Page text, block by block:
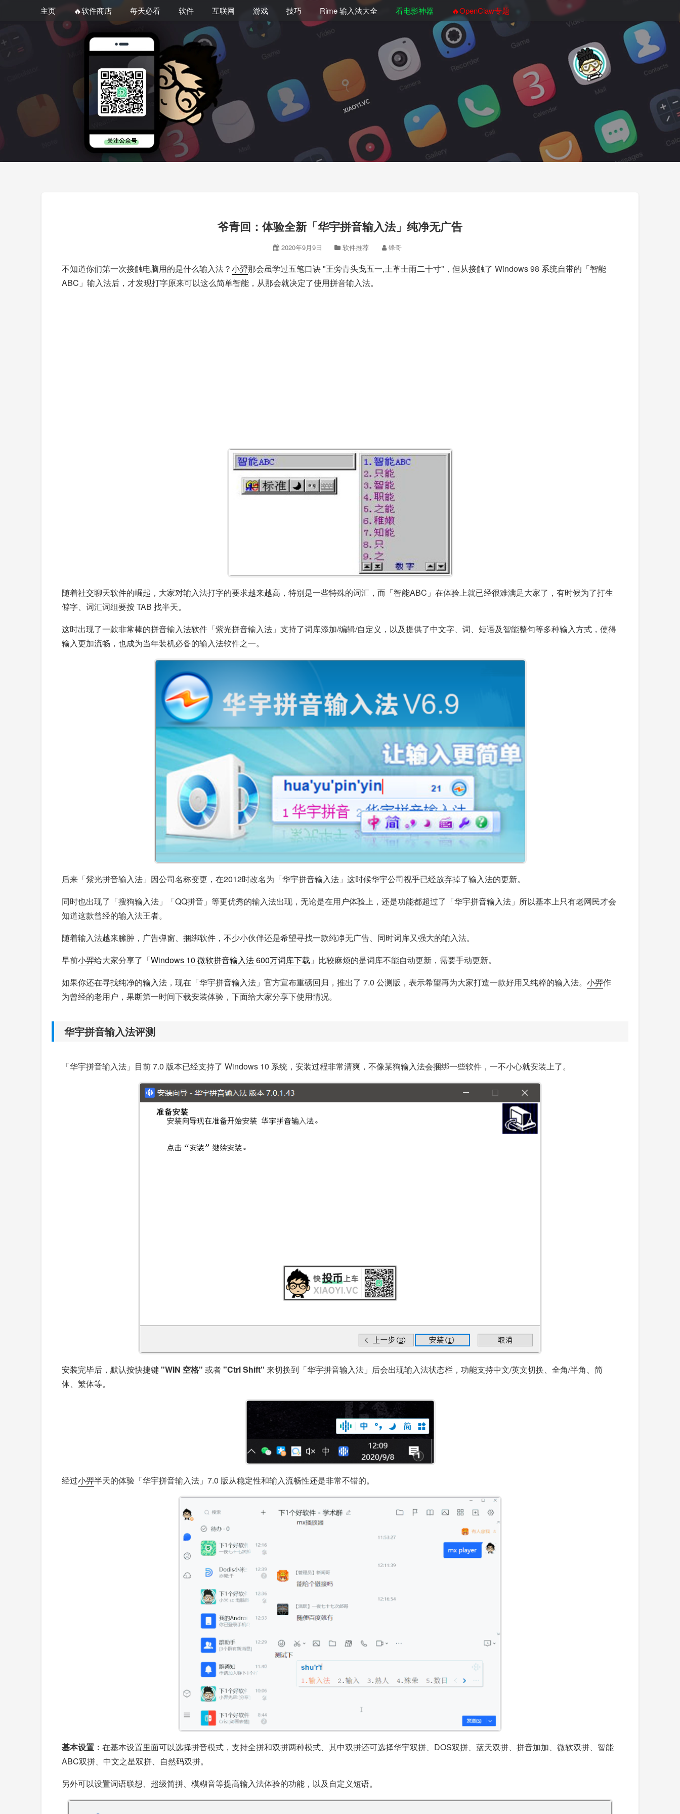
主页 🔥软件商店 每天必看 软件 互联网 游戏 技巧 Rime 输入法大全 看电影神器 🔥OpenClaw专题
爷青回：体验全新「华宇拼音输入法」纯净无广告
2020年9月9日 软件推荐 锋哥
不知道你们第一次接触电脑用的是什么输入法？小羿那会虽学过五笔口诀 "王旁青头戋五一,土革士雨二十寸"，但从接触了 Windows 98 系统自带的「智能
ABC」输入法后，才发现打字原来可以这么简单智能，从那会就决定了使用拼音输入法。
随着社交聊天软件的崛起，大家对输入法打字的要求越来越高，特别是一些特殊的词汇，而「智能ABC」在体验上就已经很难满足大家了，有时候为了打生
僻字、词汇词组要按 TAB 找半天。
这时出现了一款非常棒的拼音输入法软件「紫光拼音输入法」支持了词库添加/编辑/自定义，以及提供了中文字、词、短语及智能整句等多种输入方式，使得
输入更加流畅，也成为当年装机必备的输入法软件之一。
后来「紫光拼音输入法」因公司名称变更，在2012时改名为「华宇拼音输入法」这时候华宇公司视乎已经放弃掉了输入法的更新。
同时也出现了「搜狗输入法」「QQ拼音」等更优秀的输入法出现，无论是在用户体验上，还是功能都超过了「华宇拼音输入法」所以基本上只有老网民才会
知道这款曾经的输入法王者。
随着输入法越来臃肿，广告弹窗、捆绑软件，不少小伙伴还是希望寻找一款纯净无广告、同时词库又强大的输入法。
早前小羿给大家分享了「Windows 10 微软拼音输入法 600万词库下载 」比较麻烦的是词库不能自动更新，需要手动更新。
如果你还在寻找纯净的输入法，现在「华宇拼音输入法」官方宣布重磅回归，推出了 7.0 公测版，表示希望再为大家打造一款好用又纯粹的输入法。 小羿作
为曾经的老用户，果断第一时间下载安装体验，下面给大家分享下使用情况。
华宇拼音输入法评测
「华宇拼音输入法」目前 7.0 版本已经支持了 Windows 10 系统，安装过程非常清爽，不像某狗输入法会捆绑一些软件，一不小心就安装上了。
安装完毕后，默认按快捷键"WIN 空格" 或者"Ctrl Shift" 来切换到「华宇拼音输入法」后会出现输入法状态栏，功能支持中文/英文切换、全角/半角、简
体、繁体等。
经过小羿半天的体验「华宇拼音输入法」7.0 版从稳定性和输入流畅性还是非常不错的。
基本设置 ： 在基本设置里面可以选择拼音模式，支持全拼和双拼两种模式、其中双拼还可选择华宇双拼、DOS双拼、蓝天双拼、拼音加加、微软双拼、智能
ABC双拼、中文之星双拼、自然码双拼。
另外可以设置词语联想、超级简拼、模糊音等提高输入法体验的功能，以及自定义短语。